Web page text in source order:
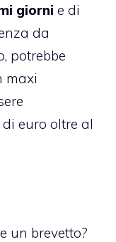
giorni e di
da
potrebbe
maxi
euro oltre al
un brevetto?